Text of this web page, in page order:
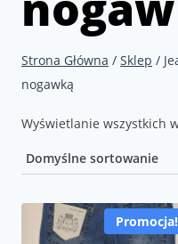
Strona Główna / Sklep /
nogawką
Wyświetlanie wszystkich
Promocja!